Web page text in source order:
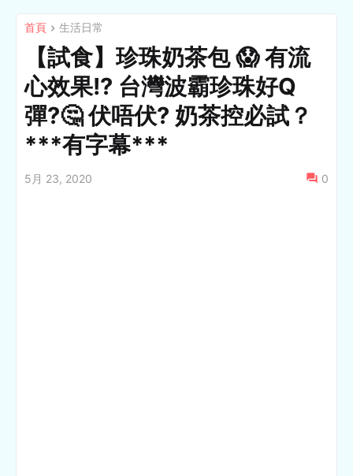
首頁 生活日常
【試食】珍珠奶茶包 😱 有流
心效果!? 台灣波霸珍珠好Q
彈?🤔 伏唔伏? 奶茶控必試？
***有字幕***
5月 23, 2020 0